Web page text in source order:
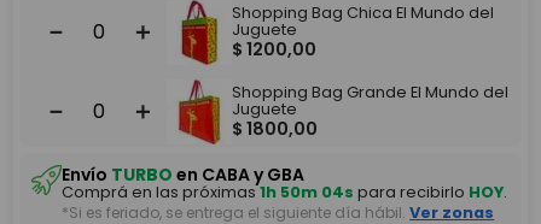
＋
－
Shopping Bag Chica El Mundo del
Juguete
$ 1200,00
＋
－
Shopping Bag Grande El Mundo del
Juguete
$ 1800,00
Envío TURBO en CABA y GBA
Comprá en las próximas1h 50m 04s para recibirlo HOY.
*Si es feriado, se entrega el siguiente día hábil. Ver zonas